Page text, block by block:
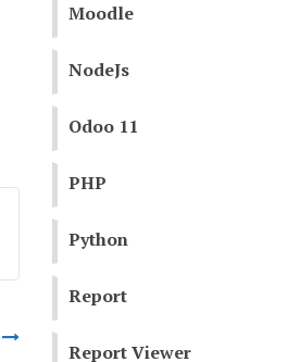
Moodle
NodeJs
Odoo 11
PHP
Python
Report
Report Viewer